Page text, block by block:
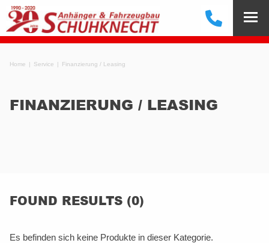
Home Service Finanzierung / Leasing
FINANZIERUNG / LEASING
FOUND RESULTS (0)
Es befinden sich keine Produkte in dieser Kategorie.